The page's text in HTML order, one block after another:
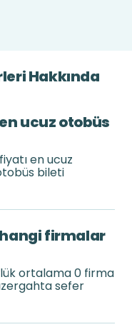
Hakkında
ucuz otobüs
en ucuz
bileti
firmalar
ortalama 0 firma
sefer